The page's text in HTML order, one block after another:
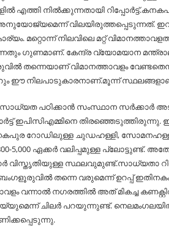
എത്തി നില്‍ക്കുന്നതായി
വിലയിരുത്തപ്പെടുന്നത്.
മറ്റൊന്ന് നിലവിലെ മറ്റ്
ഗുണമാണ്. കേന്ദ്ര വ്യോമയാന
തന്നെയാണ് വിമാനത്താവളം
ഈ നിലപാടുകാരനാണ്.മൂന്ന് സ്ഥലങ്ങളാണ്
പഠിക്കാൻ സംസ്ഥാന സർക്കാർ
ഇപിസിഎമ്മിനെ
റോഡിലുള്ള ചുഡഹള്ളി, സോമനഹള്ളി
5,000 ഏക്കർ വലിപ്പമുള്ള
വിസ്തൃതിയുള്ള സ്ഥലവുമുണ്ട്.സാധ്യതാ
തന്നെ വരുമെന്ന് ഉറപ്പ്
വന്നാല്‍ നഗരത്തില്‍ അത് മികച്ച
ചിലർ പറയുന്നുണ്ട്. നെലമംഗലയില്‍